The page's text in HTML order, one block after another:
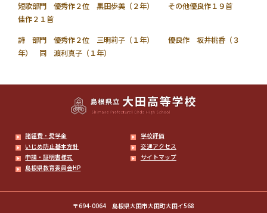
短歌部門 優秀作２位 黒田歩美（２年） その他優良作１９首
佳作２１首
詩 部門 優秀作２位 三明莉子（１年） 優良作 坂井桃香（３
年） 同 渡利真子（１年）
諸経費・奨学金
学校評価
いじめ防止基本方針
交通アクセス
申請・証明書様式
サイトマップ
島根県教育委員会HP
〒694-0064 島根県大田市大田町大田イ568